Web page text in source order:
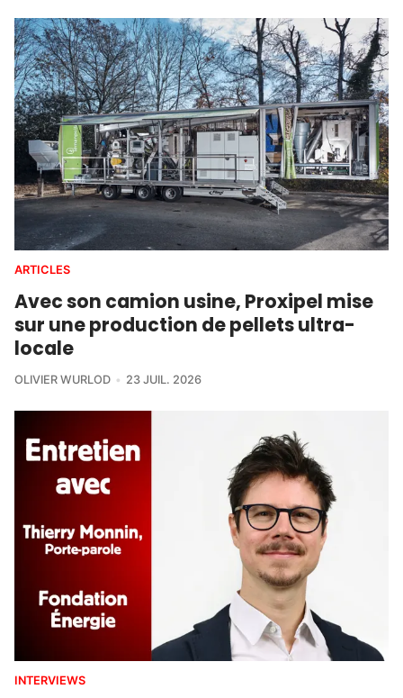
ARTICLES
Avec son camion usine, Proxipel mise
sur une production de pellets ultra-
locale
OLIVIER WURLOD 23 JUIL. 2026
INTERVIEWS